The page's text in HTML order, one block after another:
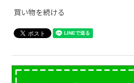
買い物を続ける